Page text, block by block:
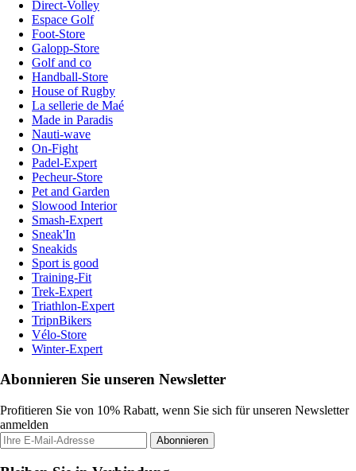
Direct-Volley
Espace Golf
Foot-Store
Galopp-Store
Golf and co
Handball-Store
House of Rugby
La sellerie de Maé
Made in Paradis
Nauti-wave
On-Fight
Padel-Expert
Pecheur-Store
Pet and Garden
Slowood Interior
Smash-Expert
Sneak'In
Sneakids
Sport is good
Training-Fit
Trek-Expert
Triathlon-Expert
TripnBikers
Vélo-Store
Winter-Expert
Abonnieren Sie unseren Newsletter
Profitieren Sie von 10% Rabatt, wenn Sie sich für unseren Newsletter
anmelden
Abonnieren